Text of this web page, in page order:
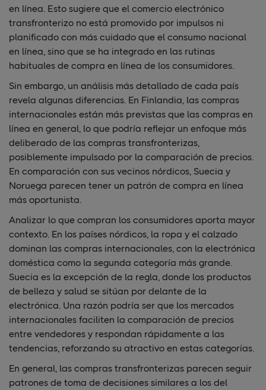
en línea. Esto sugiere que el comercio electrónico
transfronterizo no está promovido por impulsos ni
planificado con más cuidado que el consumo nacional
en línea, sino que se ha integrado en las rutinas
habituales de compra en línea de los consumidores.
Sin embargo, un análisis más detallado de cada país
revela algunas diferencias. En Finlandia, las compras
internacionales están más previstas que las compras en
línea en general, lo que podría reflejar un enfoque más
deliberado de las compras transfronterizas,
posiblemente impulsado por la comparación de precios.
En comparación con sus vecinos nórdicos, Suecia y
Noruega parecen tener un patrón de compra en línea
más oportunista.
Analizar lo que compran los consumidores aporta mayor
contexto. En los países nórdicos, la ropa y el calzado
dominan las compras internacionales, con la electrónica
doméstica como la segunda categoría más grande.
Suecia es la excepción de la regla, donde los productos
de belleza y salud se sitúan por delante de la
electrónica. Una razón podría ser que los mercados
internacionales faciliten la comparación de precios
entre vendedores y respondan rápidamente a las
tendencias, reforzando su atractivo en estas categorías.
En general, las compras transfronterizas parecen seguir
patrones de toma de decisiones similares a los del